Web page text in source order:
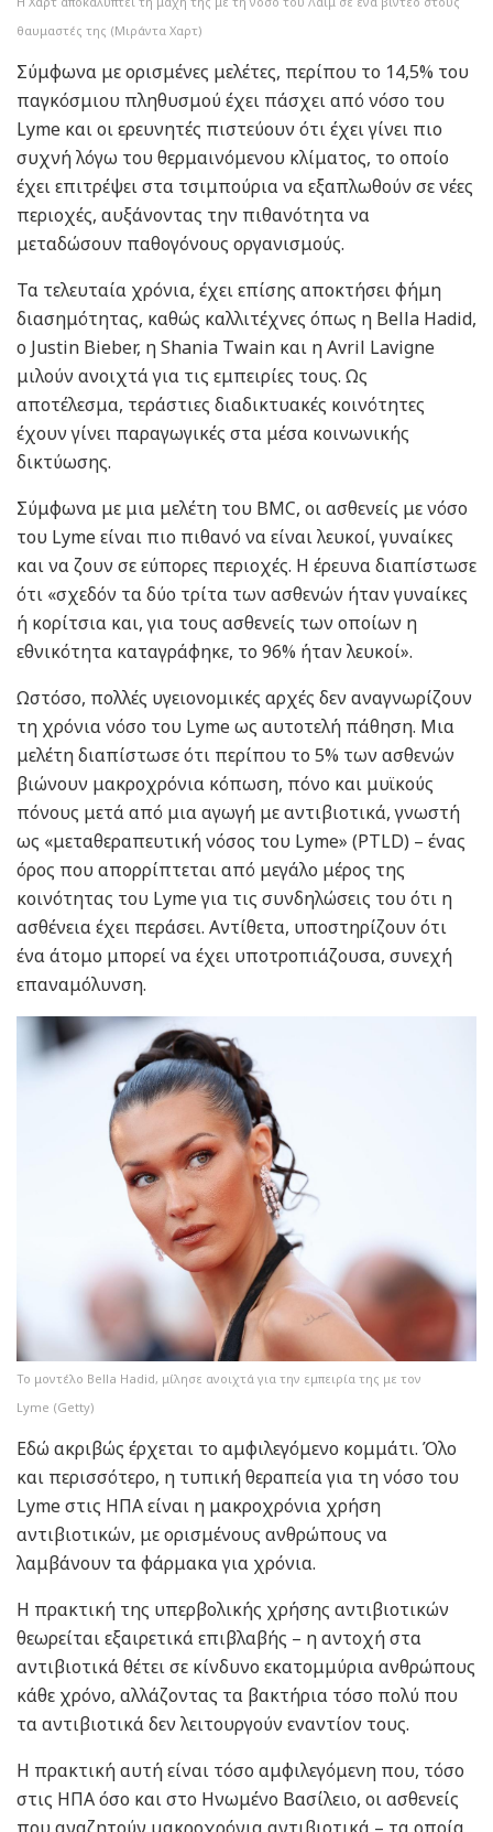
θαυμαστές της (Μιράντα Χαρτ)
Σύμφωνα με ορισμένες μελέτες, περίπου το 14,5% του
παγκόσμιου πληθυσμού έχει πάσχει από νόσο του
Lyme και οι ερευνητές πιστεύουν ότι έχει γίνει πιο
συχνή λόγω του θερμαινόμενου κλίματος, το οποίο
έχει επιτρέψει στα τσιμπούρια να εξαπλωθούν σε νέες
περιοχές, αυξάνοντας την πιθανότητα να
μεταδώσουν παθογόνους οργανισμούς.
Τα τελευταία χρόνια, έχει επίσης αποκτήσει φήμη
διασημότητας, καθώς καλλιτέχνες όπως η Bella Hadid,
ο Justin Bieber, η Shania Twain και η Avril Lavigne
μιλούν ανοιχτά για τις εμπειρίες τους. Ως
αποτέλεσμα, τεράστιες διαδικτυακές κοινότητες
έχουν γίνει παραγωγικές στα μέσα κοινωνικής
δικτύωσης.
Σύμφωνα με μια μελέτη του BMC, οι ασθενείς με νόσο
του Lyme είναι πιο πιθανό να είναι λευκοί, γυναίκες
και να ζουν σε εύπορες περιοχές. Η έρευνα διαπίστωσε
ότι «σχεδόν τα δύο τρίτα των ασθενών ήταν γυναίκες
ή κορίτσια και, για τους ασθενείς των οποίων η
εθνικότητα καταγράφηκε, το 96% ήταν λευκοί».
Ωστόσο, πολλές υγειονομικές αρχές δεν αναγνωρίζουν
τη χρόνια νόσο του Lyme ως αυτοτελή πάθηση. Μια
μελέτη διαπίστωσε ότι περίπου το 5% των ασθενών
βιώνουν μακροχρόνια κόπωση, πόνο και μυϊκούς
πόνους μετά από μια αγωγή με αντιβιοτικά, γνωστή
ως «μεταθεραπευτική νόσος του Lyme» (PTLD) – ένας
όρος που απορρίπτεται από μεγάλο μέρος της
κοινότητας του Lyme για τις συνδηλώσεις του ότι η
ασθένεια έχει περάσει. Αντίθετα, υποστηρίζουν ότι
ένα άτομο μπορεί να έχει υποτροπιάζουσα, συνεχή
επαναμόλυνση.
Το μοντέλο Bella Hadid, μίλησε ανοιχτά για την εμπειρία της με τον
Lyme (Getty)
Εδώ ακριβώς έρχεται το αμφιλεγόμενο κομμάτι. Όλο
και περισσότερο, η τυπική θεραπεία για τη νόσο του
Lyme στις ΗΠΑ είναι η μακροχρόνια χρήση
αντιβιοτικών, με ορισμένους ανθρώπους να
λαμβάνουν τα φάρμακα για χρόνια.
Η πρακτική της υπερβολικής χρήσης αντιβιοτικών
θεωρείται εξαιρετικά επιβλαβής – η αντοχή στα
αντιβιοτικά θέτει σε κίνδυνο εκατομμύρια ανθρώπους
κάθε χρόνο, αλλάζοντας τα βακτήρια τόσο πολύ που
τα αντιβιοτικά δεν λειτουργούν εναντίον τους.
Η πρακτική αυτή είναι τόσο αμφιλεγόμενη που, τόσο
στις ΗΠΑ όσο και στο Ηνωμένο Βασίλειο, οι ασθενείς